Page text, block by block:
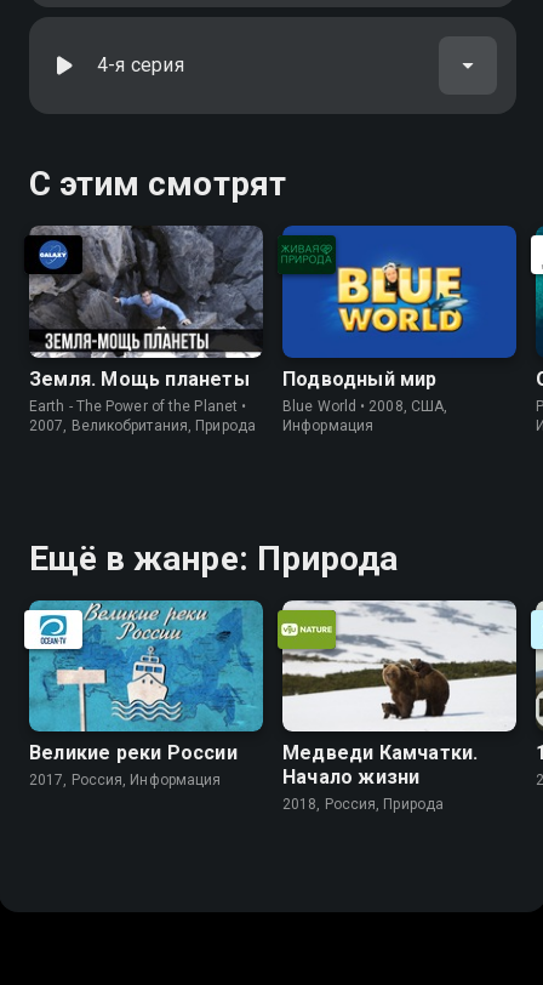
4-я серия
С этим смотрят
Земля. Мощь планеты
Earth - The Power of the Planet •
2007, Великобритания, Природа
Подводный мир
Blue World • 2008, США,
Информация
Ещё в жанре: Природа
Великие реки России
2017, Россия, Информация
Медведи Камчатки.
Начало жизни
2018, Россия, Природа